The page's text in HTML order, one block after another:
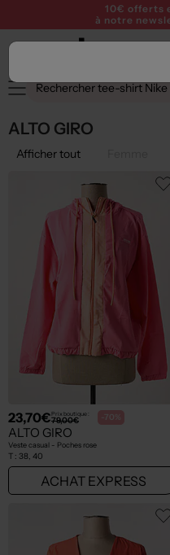
10€ offerts
à notre
ALTO GIRO
Afficher tout
23,70€Prix boutique :
79,00€ -70%
ALTO GIRO
Veste casual - Poches rose
T : 38, 40
ACHAT EXPRESS